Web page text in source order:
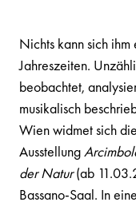
Nichts kann sich
Jahreszeiten.
beobachtet,
musikalisch
Wien widmet sich
Ausstellung
der Natur(ab
Bassano-Saal. In